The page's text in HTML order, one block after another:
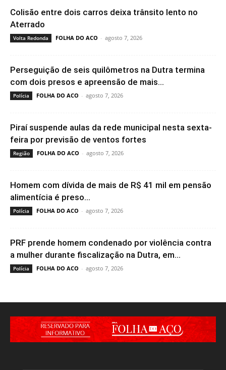
Colisão entre dois carros deixa trânsito lento no
Aterrado
Volta Redonda FOLHA DO ACO - agosto 7, 2026
Perseguição de seis quilômetros na Dutra termina
com dois presos e apreensão de mais...
Polícia FOLHA DO ACO - agosto 7, 2026
Piraí suspende aulas da rede municipal nesta sexta-
feira por previsão de ventos fortes
Região FOLHA DO ACO - agosto 7, 2026
Homem com dívida de mais de R$ 41 mil em pensão
alimentícia é preso...
Polícia FOLHA DO ACO - agosto 7, 2026
PRF prende homem condenado por violência contra
a mulher durante fiscalização na Dutra, em...
Polícia FOLHA DO ACO - agosto 7, 2026